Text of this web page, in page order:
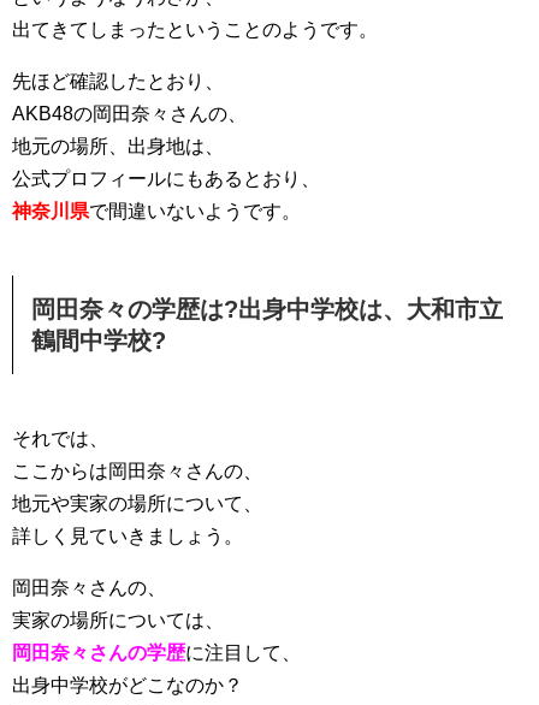
出てきてしまったということのようです。
先ほど確認したとおり、
AKB48の岡田奈々さんの、
地元の場所、出身地は、
公式プロフィールにもあるとおり、
神奈川県で間違いないようです。
岡田奈々の学歴は?出身中学校は、大和市立
鶴間中学校?
それでは、
ここからは岡田奈々さんの、
地元や実家の場所について、
詳しく見ていきましょう。
岡田奈々さんの、
実家の場所については、
岡田奈々さんの学歴に注目して、
出身中学校がどこなのか？